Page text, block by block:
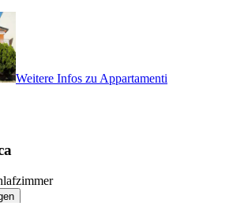
Weitere Infos zu Appartamenti